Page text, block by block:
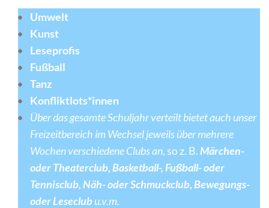
Umwelt
Kunst
Leseprofis
Fußball
Tanz
Konfliktlots*innen
Über das gesamte Schuljahr verteilt bietet auch unser
Freizeitbereich im Wechsel jeweils über mehrere
Wochen verschiedene Clubs an, so z. B. Märchen-
oder Theaterclub, Basketball-, Fußball- oder
Tennisclub, Näh- oder Schmuckclub, Bewegungs-
oder Leseclubu.v.m.